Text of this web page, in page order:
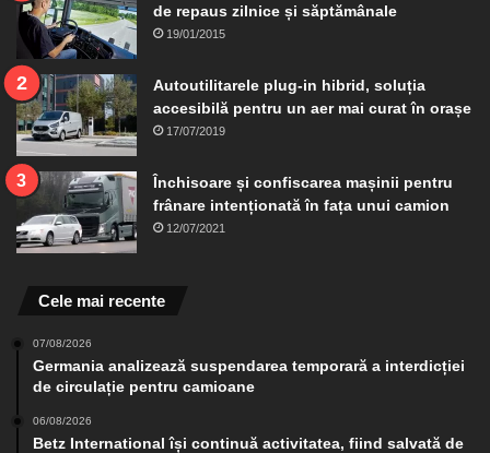
de repaus zilnice și săptămânale
19/01/2015
Autoutilitarele plug-in hibrid, soluția
accesibilă pentru un aer mai curat în orașe
17/07/2019
Închisoare și confiscarea mașinii pentru
frânare intenționată în fața unui camion
12/07/2021
Cele mai recente
07/08/2026
Germania analizează suspendarea temporară a interdicției
de circulație pentru camioane
06/08/2026
Betz International își continuă activitatea, fiind salvată de